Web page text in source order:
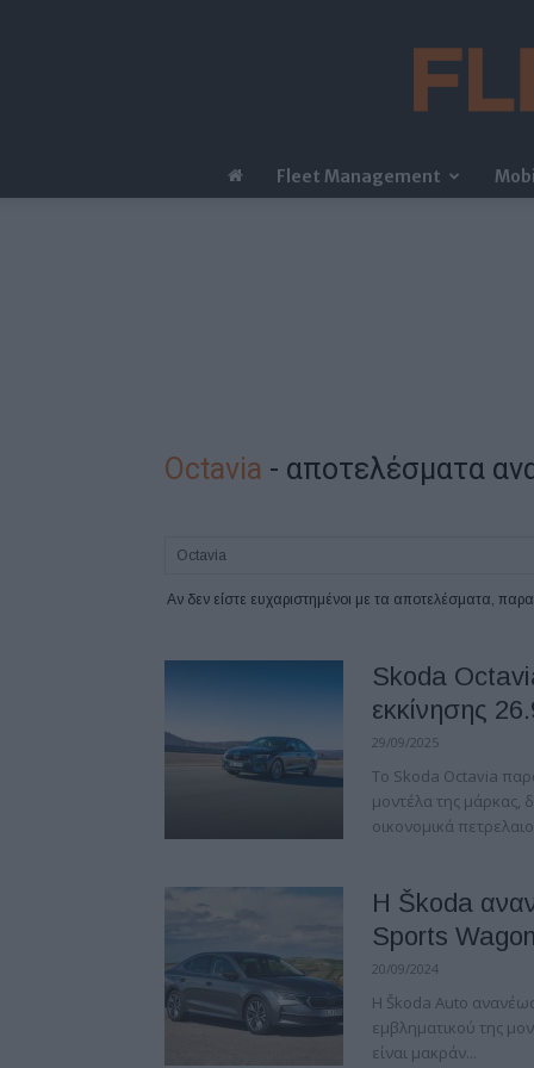
Fleet Management
Octavia - αποτελέσματα
Αν δεν είστε ευχαριστημένοι με τα αποτελέσματα,
Skoda
εκκίνησης
29/09/2025
Το Skoda Octavia
μοντέλα της μάρκας,
οικονομικά
Η Škoda
Sports Wagon
20/09/2024
Η Škoda Auto
εμβληματικού της
είναι μακράν...